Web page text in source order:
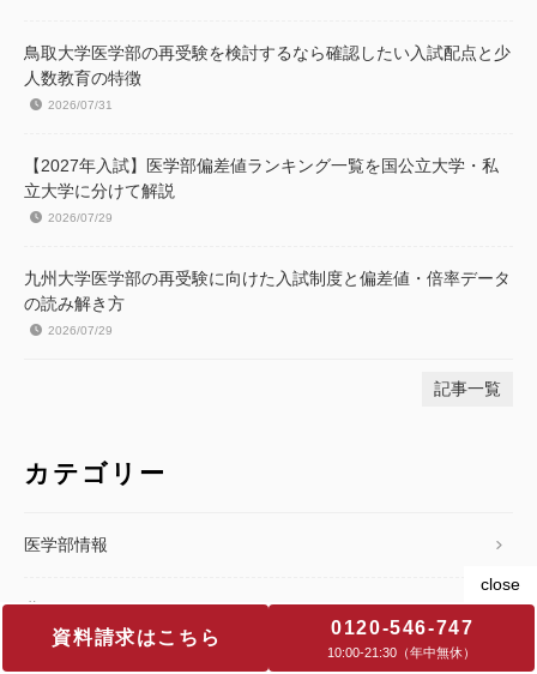
資料請求はこちら 0120-546-747
10:00‐21:30（年中無休）
鳥取大学医学部の再受験を検討するなら確認したい入試配点と少
人数教育の特徴
2026/07/31
【2027年入試】医学部偏差値ランキング一覧を国公立大学・私
立大学に分けて解説
2026/07/29
九州大学医学部の再受験に向けた入試制度と偏差値・倍率データ
の読み解き方
2026/07/29
記事一覧
カテゴリー
医学部情報
費用